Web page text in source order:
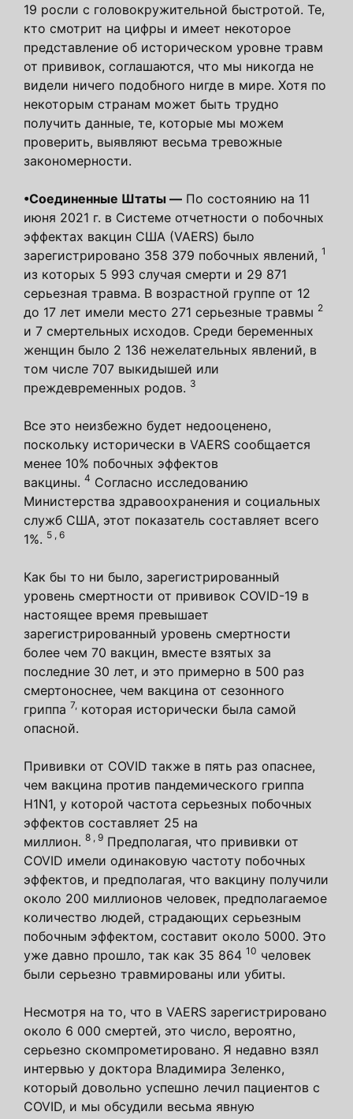
19 росли с головокружительной быстротой. Те,
кто смотрит на цифры и имеет некоторое
представление об историческом уровне травм
от прививок, соглашаются, что мы никогда не
видели ничего подобного нигде в мире. Хотя по
некоторым странам может быть трудно
получить данные, те, которые мы можем
проверить, выявляют весьма тревожные
закономерности.
•Соединенные Штаты — По состоянию на 11
июня 2021 г. в Системе отчетности о побочных
эффектах вакцин США (VAERS) было
зарегистрировано 358 379 побочных явлений, 1
из которых 5 993 случая смерти и 29 871
серьезная травма. В возрастной группе от 12
до 17 лет имели место 271 серьезные травмы 2
и 7 смертельных исходов. Среди беременных
женщин было 2 136 нежелательных явлений, в
том числе 707 выкидышей или
преждевременных родов. 3
Все это неизбежно будет недооценено,
поскольку исторически в VAERS сообщается
менее 10% побочных эффектов
вакцины. 4 Согласно исследованию
Министерства здравоохранения и социальных
служб США, этот показатель составляет всего
1%. 5 , 6
Как бы то ни было, зарегистрированный
уровень смертности от прививок COVID-19 в
настоящее время превышает
зарегистрированный уровень смертности
более чем 70 вакцин, вместе взятых за
последние 30 лет, и это примерно в 500 раз
смертоноснее, чем вакцина от сезонного
гриппа 7, которая исторически была самой
опасной.
Прививки от COVID также в пять раз опаснее,
чем вакцина против пандемического гриппа
H1N1, у которой частота серьезных побочных
эффектов составляет 25 на
миллион. 8 , 9 Предполагая, что прививки от
COVID имели одинаковую частоту побочных
эффектов, и предполагая, что вакцину получили
около 200 миллионов человек, предполагаемое
количество людей, страдающих серьезным
побочным эффектом, составит около 5000. Это
уже давно прошло, так как 35 864 10 человек
были серьезно травмированы или убиты.
Несмотря на то, что в VAERS зарегистрировано
около 6 000 смертей, это число, вероятно,
серьезно скомпрометировано. Я недавно взял
интервью у доктора Владимира Зеленко,
который довольно успешно лечил пациентов с
COVID, и мы обсудили весьма явную